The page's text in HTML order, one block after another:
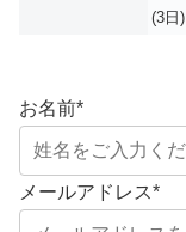
(3日)
お名前*
メールアドレス*